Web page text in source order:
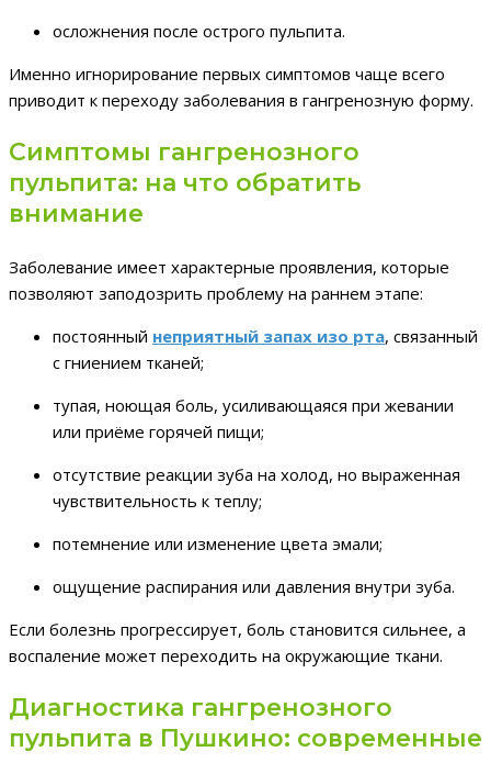
осложнения после острого пульпита.
Именно игнорирование первых симптомов чаще всего
приводит к переходу заболевания в гангренозную форму.
Симптомы гангренозного
пульпита: на что обратить
внимание
Заболевание имеет характерные проявления, которые
позволяют заподозрить проблему на раннем этапе:
постоянный неприятный запах изо рта, связанный
с гниением тканей;
тупая, ноющая боль, усиливающаяся при жевании
или приёме горячей пищи;
отсутствие реакции зуба на холод, но выраженная
чувствительность к теплу;
потемнение или изменение цвета эмали;
ощущение распирания или давления внутри зуба.
Если болезнь прогрессирует, боль становится сильнее, а
воспаление может переходить на окружающие ткани.
Диагностика гангренозного
пульпита в Пушкино: современные